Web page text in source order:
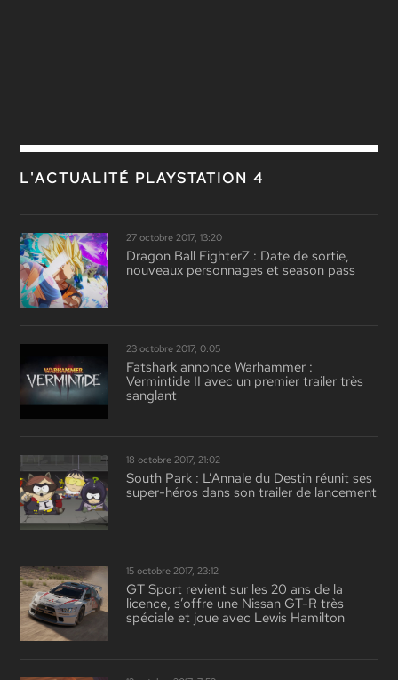
L'ACTUALITÉ PLAYSTATION 4
27 octobre 2017, 13:20
Dragon Ball FighterZ : Date de sortie,
nouveaux personnages et season pass
23 octobre 2017, 0:05
Fatshark annonce Warhammer :
Vermintide II avec un premier trailer très
sanglant
18 octobre 2017, 21:02
South Park : L’Annale du Destin réunit ses
super-héros dans son trailer de lancement
15 octobre 2017, 23:12
GT Sport revient sur les 20 ans de la
licence, s’offre une Nissan GT-R très
spéciale et joue avec Lewis Hamilton